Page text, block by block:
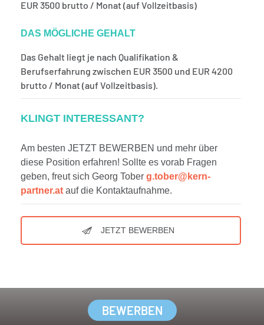
EUR 3500 brutto / Monat (auf Vollzeitbasis)
DAS MÖGLICHE GEHALT
Das Gehalt liegt je nach Qualifikation &
Berufserfahrung zwischen EUR 3500 und EUR 4200
brutto / Monat (auf Vollzeitbasis).
KLINGT INTERESSANT?
Am besten JETZT BEWERBEN und mehr über
diese Position erfahren! Sollte es vorab Fragen
geben, freut sich Georg Tober g.tober@kern-
partner.at auf die Kontaktaufnahme.
JETZT BEWERBEN
BEWERBEN